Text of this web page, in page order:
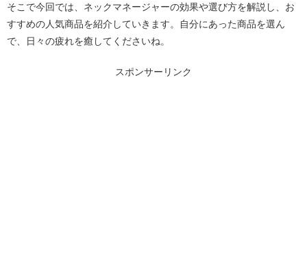
そこで今回では、ネックマネージャーの効果や選び方を解説し、お
すすめの人気商品を紹介していきます。自分にあった商品を選ん
で、日々の疲れを癒してくださいね。
スポンサーリンク